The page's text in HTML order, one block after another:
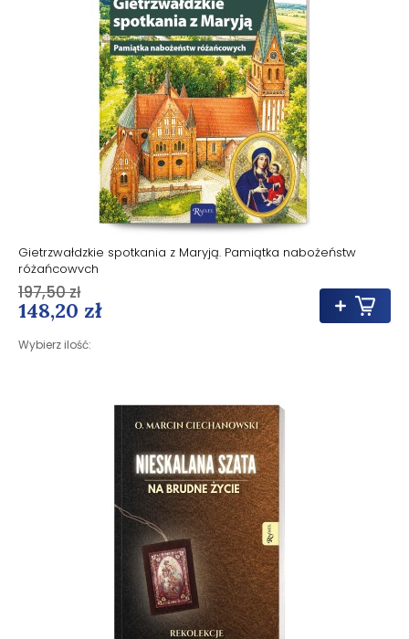
Gietrzwałdzkie spotkania z Maryją. Pamiątka nabożeństw
różańcowych
148,20 zł
Wybierz ilość:
197,50 zł